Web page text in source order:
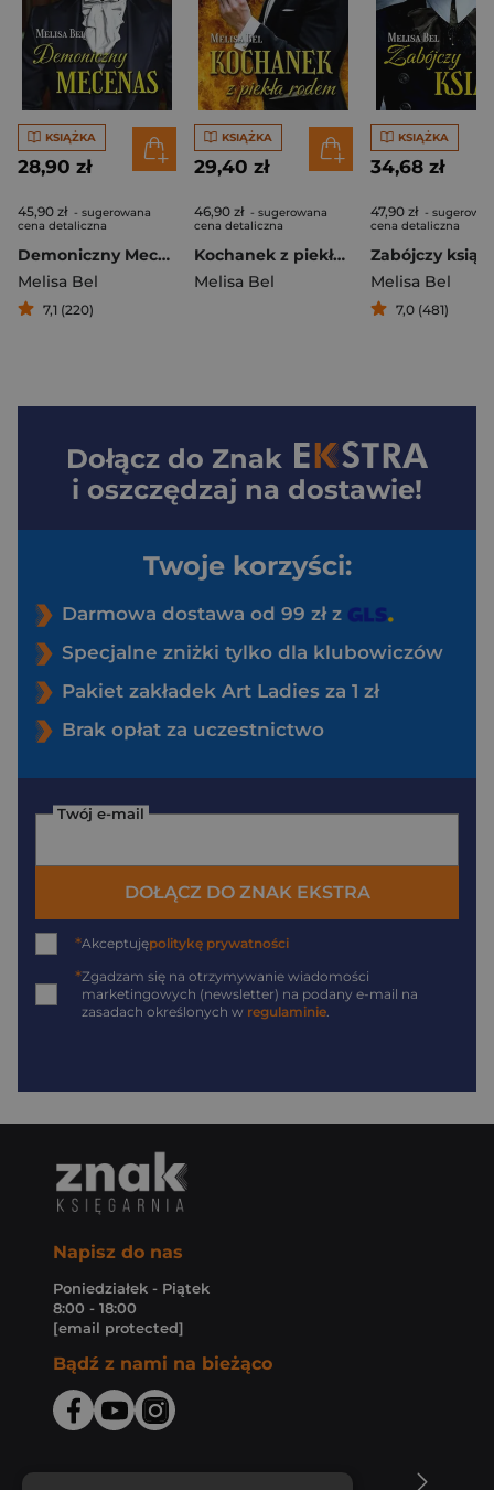
KSIĄŻKA
28,90 zł
45,90 zł - sugerowana
cena detaliczna
Demoniczny Mecenas
Melisa Bel
7,1 (220)
KSIĄŻKA
29,40 zł
46,90 zł - sugerowana
cena detaliczna
Kochanek z piekła rodem Co to za para Tom 4
Melisa Bel
KSIĄŻKA
34,68 zł
47,90 zł -
cena detaliczna
Zabójczy
Melisa Bel
7,0 (481)
Dołącz do Znak
i oszczędzaj na dostawie!
Twoje korzyści:
Darmowa dostawa od 99 zł z
Specjalne zniżki tylko dla klubowiczów
Pakiet zakładek Art Ladies za 1 zł
Brak opłat za uczestnictwo
Twój e-mail
DOŁĄCZ DO ZNAK EKSTRA
*Akceptujępolitykę prywatności
*Zgadzam się na otrzymywanie wiadomości
marketingowych (newsletter) na podany e-mail na
zasadach określonych w regulaminie.
Napisz do nas
Poniedziałek - Piątek
8:00 - 18:00
[email protected]
Bądź z nami na bieżąco